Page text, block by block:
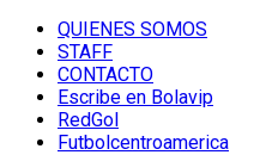
QUIENES SOMOS
STAFF
CONTACTO
Escribe en Bolavip
RedGol
Futbolcentroamerica